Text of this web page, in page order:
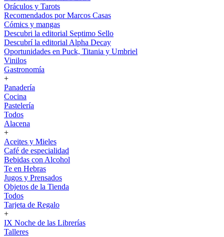
Oráculos y Tarots
Recomendados por Marcos Casas
Cómics y mangas
Descubri la editorial Septimo Sello
Descubrí la editorial Alpha Decay
Oportunidades en Puck, Titania y Umbriel
Vinilos
Gastronomía
+
Panadería
Cocina
Pastelería
Todos
Alacena
+
Aceites y Mieles
Café de especialidad
Bebidas con Alcohol
Te en Hebras
Jugos y Prensados
Objetos de la Tienda
Todos
Tarjeta de Regalo
+
IX Noche de las Librerías
Talleres